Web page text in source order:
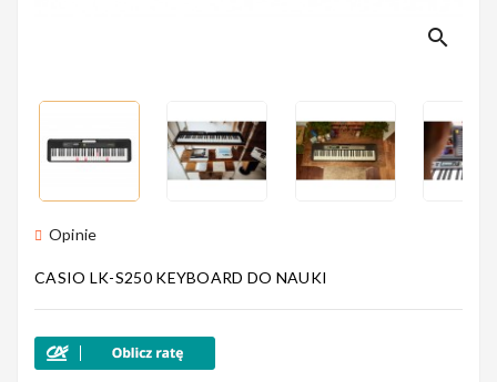
Smyczkowe
Instrumenty
Dla Dzieci
Nagłośnienie
search
Opinie
CASIO LK-S250KEYBOARD DO NAUKI